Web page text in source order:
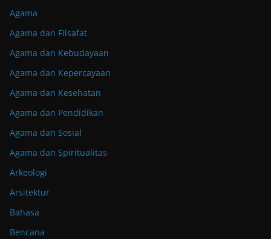
Agama
Agama dan Filsafat
Agama dan Kebudayaan
Agama dan Kepercayaan
Agama dan Kesehatan
Agama dan Pendidikan
Agama dan Sosial
Agama dan Spiritualitas
Arkeologi
Arsitektur
Bahasa
Bencana